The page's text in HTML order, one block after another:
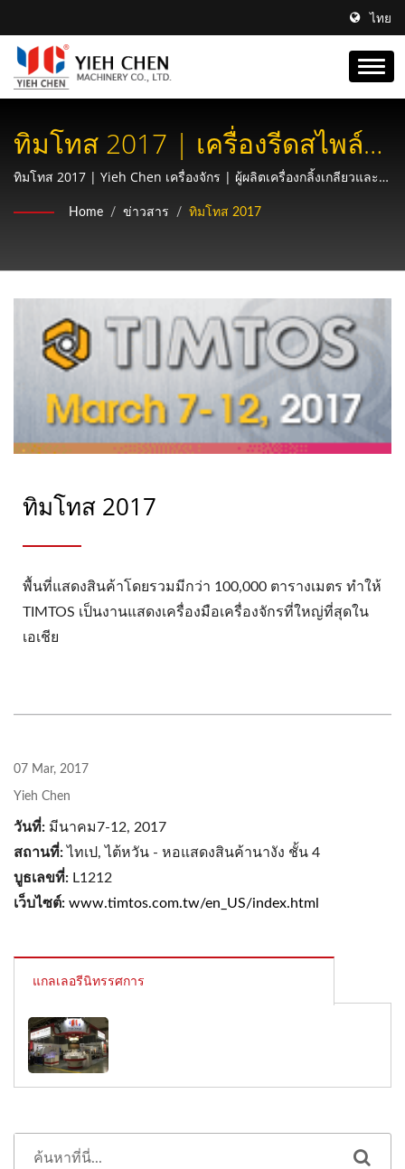
ไทย
ทิมโทส 2017 | เครื่องรีดสไพล์
ของ Yieh Chen: อุปกรณ์ที่จำเป็น
สำหรับระบบขับเคลื่อนในยาน
ทิมโทส 2017 | Yieh Chen เครื่องจักร | ผู้ผลิตเครื่องกลิ้งเกลียวและ
Home / ข่าวสาร / ทิมโทส 2017
ทิมโทส 2017
พื้นที่แสดงสินค้าโดยรวมมีกว่า 100,000 ตารางเมตร ทำให้
TIMTOS เป็นงานแสดงเครื่องมือเครื่องจักรที่ใหญ่ที่สุดใน
เอเชีย
07 Mar, 2017
Yieh Chen
วันที่: มีนาคม7-12, 2017
สถานที่: ไทเป, ไต้หวัน - หอแสดงสินค้านางัง ชั้น 4
บูธเลขที่: L1212
เว็บไซต์: www.timtos.com.tw/en_US/index.html
แกลเลอรีนิทรรศการ